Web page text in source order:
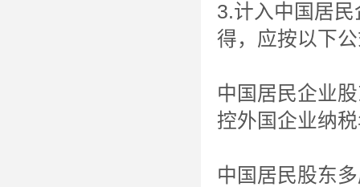
3.计入中国居
得，应按以下
中国居民企业
控外国企业纳
中国居民股东